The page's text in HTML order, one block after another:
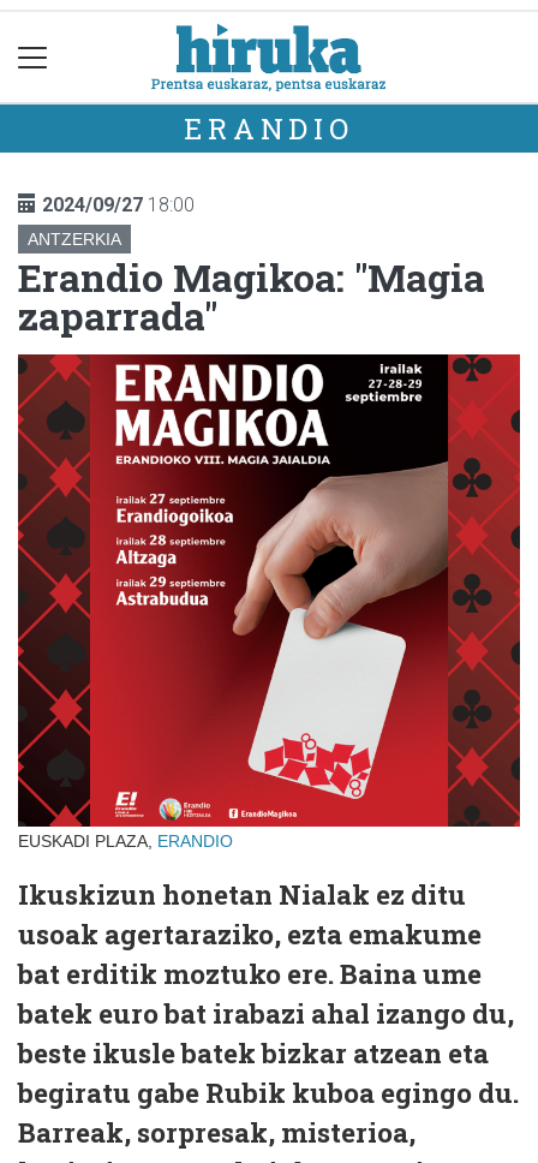
ERANDIO
2024/09/27 18:00
ANTZERKIA
Erandio Magikoa: "Magia
zaparrada"
EUSKADI PLAZA, ERANDIO
Ikuskizun honetan Nialak ez ditu
usoak agertaraziko, ezta emakume
bat erditik moztuko ere. Baina ume
batek euro bat irabazi ahal izango du,
beste ikusle batek bizkar atzean eta
begiratu gabe Rubik kuboa egingo du.
Barreak, sorpresak, misterioa,